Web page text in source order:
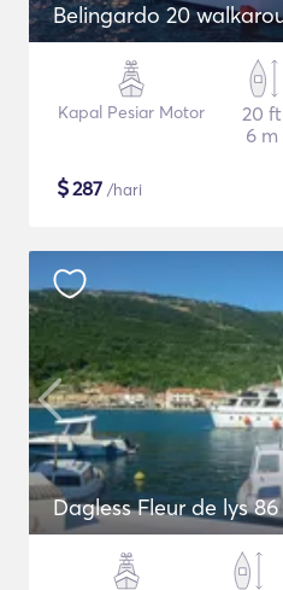
Belingardo 20
Kapal Pesiar Motor
20 ft
6 m
$287 /hari
Dagless Fleur de lys 86